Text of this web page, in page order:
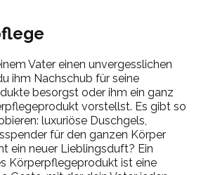
Vater einen unvergesslichen
ihm Nachschub für seine
besorgst oder ihm ein ganz
vorstellst. Es gibt so
luxuriöse Duschgels,
für den ganzen Körper
ein neuer Lieblingsduft? Ein
Körperpflegeprodukt ist eine